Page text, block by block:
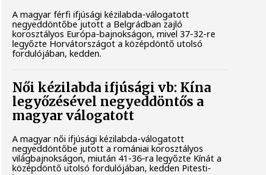
A magyar férfi ifjúsági kézilabda-válogatott
negyeddöntőbe jutott a Belgrádban zajló
korosztályos Európa-bajnokságon, mivel 37-32-re
legyőzte Horvátországot a középdöntő utolsó
fordulójában, kedden.
Női kézilabda ifjúsági vb: Kína
legyőzésével negyeddöntős a
magyar válogatott
A magyar női ifjúsági kézilabda-válogatott
negyeddöntőbe jutott a romániai korosztályos
világbajnokságon, miután 41-36-ra legyőzte Kínát a
középdöntő utolsó fordulójában, kedden Pitesti-